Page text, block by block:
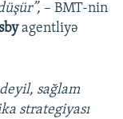
– BMT-nin
agentliyə
sağlam
strategiyası